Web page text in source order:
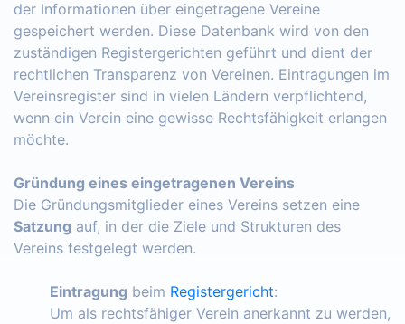
der Informationen über eingetragene Vereine
gespeichert werden. Diese Datenbank wird von den
zuständigen Registergerichten geführt und dient der
rechtlichen Transparenz von Vereinen. Eintragungen im
Vereinsregister sind in vielen Ländern verpflichtend,
wenn ein Verein eine gewisse Rechtsfähigkeit erlangen
möchte.
Gründung eines eingetragenen Vereins
Die Gründungsmitglieder eines Vereins setzen eine
Satzung auf, in der die Ziele und Strukturen des
Vereins festgelegt werden.
Eintragung beim Registergericht:
Um als rechtsfähiger Verein anerkannt zu werden,